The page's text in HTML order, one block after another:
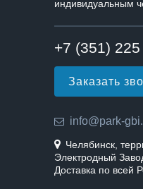
индивидуальным
+7 (351)
Заказать
info@park-
Челябинск,
Электродный
Доставка по всей